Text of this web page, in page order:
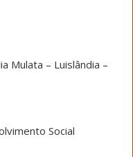
Mulata – Luislândia –
Social